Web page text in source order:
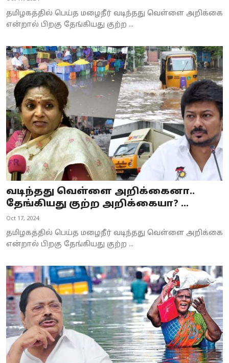
தமிழகத்தில் பெய்த மழைநீர் வடிந்தது வெள்ளை அறிக்கை
என்றால் பிறகு தேங்கியது குற்ற ...
வடிந்தது வெள்ளை அறிக்கைனா..
தேங்கியது குற்ற அறிக்கையா? ...
Oct 17, 2024
தமிழகத்தில் பெய்த மழைநீர் வடிந்தது வெள்ளை அறிக்கை
என்றால் பிறகு தேங்கியது குற்ற ...